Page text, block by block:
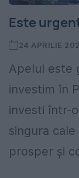
Este
24 APRILIE
Apelul este
investim în
investi într-
singura
prosper și